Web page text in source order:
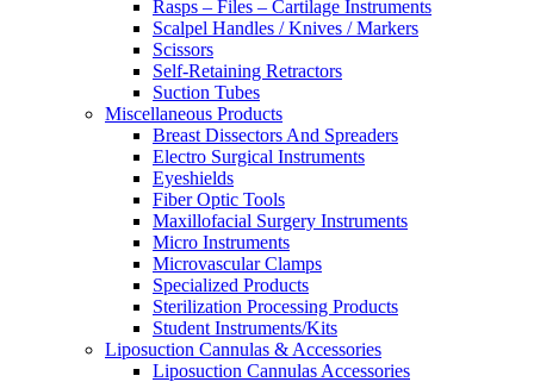
Rasps – Files – Cartilage Instruments
Scalpel Handles / Knives / Markers
Scissors
Self-Retaining Retractors
Suction Tubes
Miscellaneous Products
Breast Dissectors And Spreaders
Electro Surgical Instruments
Eyeshields
Fiber Optic Tools
Maxillofacial Surgery Instruments
Micro Instruments
Microvascular Clamps
Specialized Products
Sterilization Processing Products
Student Instruments/Kits
Liposuction Cannulas & Accessories
Liposuction Cannulas Accessories